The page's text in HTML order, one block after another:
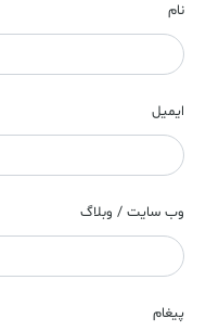
نام
ایمیل
وب سایت / وبلاگ
پیغام